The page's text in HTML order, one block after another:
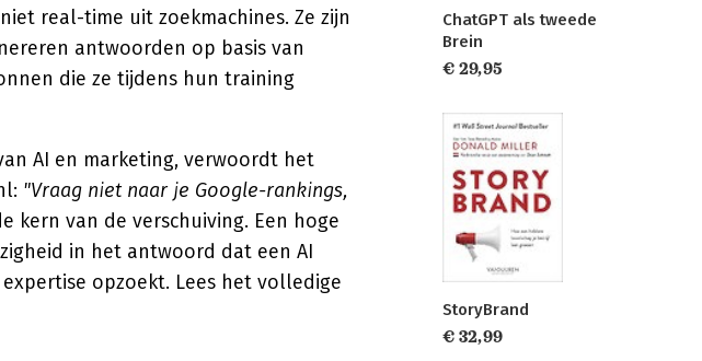
real-time uit zoekmachines. Ze zijn
antwoorden op basis van
die ze tijdens hun training
AI en marketing, verwoordt het
"Vraag niet naar je Google-rankings,
kern van de verschuiving. Een hoge
in het antwoord dat een AI
opzoekt. Lees het volledige
ChatGPT als tweede
Brein
€ 29,95
StoryBrand
€ 32,99